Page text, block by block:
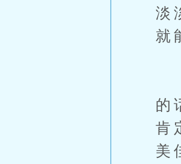
淡
就
的
肯
美